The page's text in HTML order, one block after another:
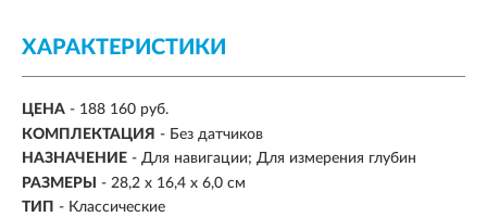
ХАРАКТЕРИСТИКИ
ЦЕНА - 188 160 руб.
КОМПЛЕКТАЦИЯ - Без датчиков
НАЗНАЧЕНИЕ - Для навигации; Для измерения глубин
РАЗМЕРЫ
- 28,2 x 16,4 x 6,0 см
ТИП - Классические